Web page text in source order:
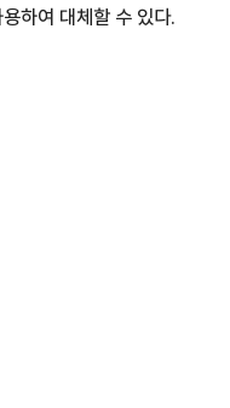
여 대체할 수 있다.